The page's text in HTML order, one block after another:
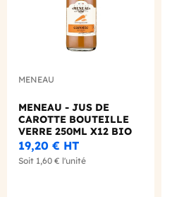
MENEAU
MENEAU - JUS DE
CAROTTE BOUTEILLE
VERRE 250ML X12 BIO
19,20 € HT
Soit 1,60 € l'unité